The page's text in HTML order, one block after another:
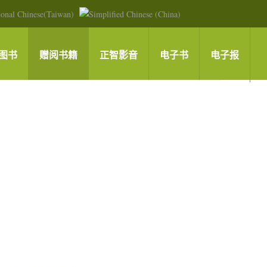
书 赠阅书籍 正智影音 电子书 电子报